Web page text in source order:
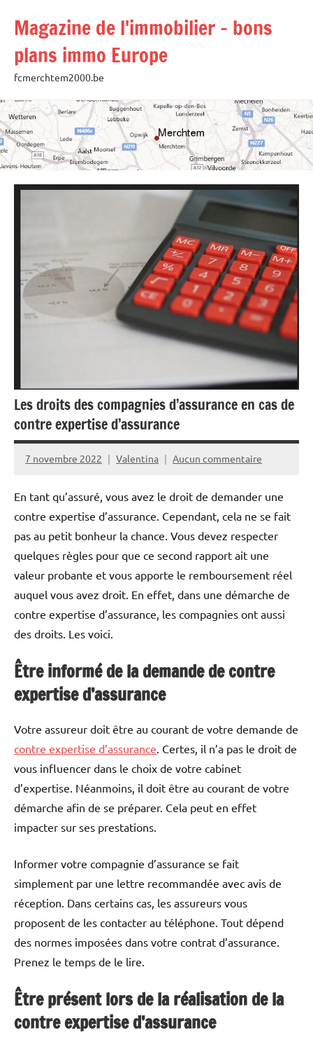
contenu
Magazine de l'immobilier – bons
plans immo Europe
fcmerchtem2000.be
Les droits des compagnies d’assurance en cas de
contre expertise d’assurance
7 novembre 2022 Valentina Aucun commentaire
En tant qu’assuré, vous avez le droit de demander une
contre expertise d’assurance. Cependant, cela ne se fait
pas au petit bonheur la chance. Vous devez respecter
quelques règles pour que ce second rapport ait une
valeur probante et vous apporte le remboursement réel
auquel vous avez droit. En effet, dans une démarche de
contre expertise d’assurance, les compagnies ont aussi
des droits. Les voici.
Être informé de la demande de contre
expertise d’assurance
Votre assureur doit être au courant de votre demande de
contre expertise d’assurance . Certes, il n’a pas le droit de
vous influencer dans le choix de votre cabinet
d’expertise. Néanmoins, il doit être au courant de votre
démarche afin de se préparer. Cela peut en effet
impacter sur ses prestations.
Informer votre compagnie d’assurance se fait
simplement par une lettre recommandée avec avis de
réception. Dans certains cas, les assureurs vous
proposent de les contacter au téléphone. Tout dépend
des normes imposées dans votre contrat d’assurance.
Prenez le temps de le lire.
Être présent lors de la réalisation de la
contre expertise d’assurance